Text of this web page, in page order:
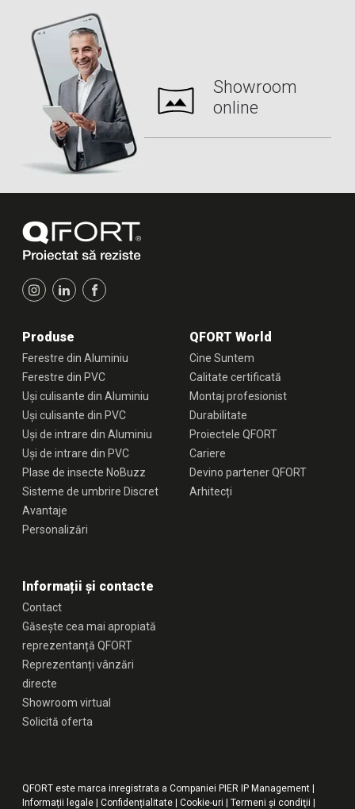
Showroom
online
Produse
Ferestre din Aluminiu
Ferestre din PVC
Uși culisante din Aluminiu
Uși culisante din PVC
Uși de intrare din Aluminiu
Uși de intrare din PVC
Plase de insecte NoBuzz
Sisteme de umbrire Discret
Avantaje
Personalizări
QFORT World
Cine Suntem
Calitate certificată
Montaj profesionist
Durabilitate
Proiectele QFORT
Cariere
Devino partener QFORT
Arhitecți
Informații și contacte
Contact
Găsește cea mai apropiată
reprezentanță QFORT
Reprezentanți vânzări
directe
Showroom virtual
Solicită oferta
QFORT este marca inregistrata a Companiei PIER IP Management |
Informații legale |Confidențialitate |Cookie-uri |Termeni şi condiţii